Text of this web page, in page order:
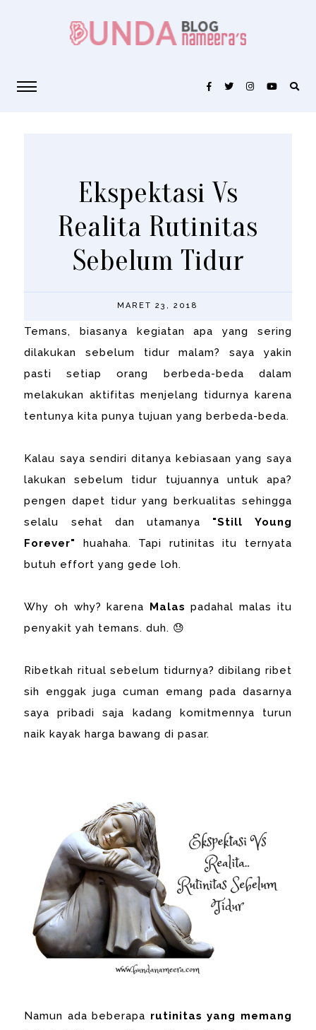
MARET 23, 2018
Ekspektasi Vs
Realita Rutinitas
Sebelum Tidur
Temans, biasanya kegiatan apa yang sering
dilakukan sebelum tidur malam? saya yakin
pasti setiap orang berbeda-beda dalam
melakukan aktifitas menjelang tidurnya karena
tentunya kita punya tujuan yang berbeda-beda.
Kalau saya sendiri ditanya kebiasaan yang saya
lakukan sebelum tidur tujuannya untuk apa?
pengen dapet tidur yang berkualitas sehingga
selalu sehat dan utamanya "Still Young
Forever"
huahaha. Tapi rutinitas itu ternyata
butuh effort yang gede loh.
Why oh why? karena Malas padahal malas itu
penyakit yah temans. duh. 😓
Ribetkah ritual sebelum tidurnya? dibilang ribet
sih enggak juga cuman emang pada dasarnya
saya pribadi saja kadang komitmennya turun
naik kayak harga bawang di pasar.
Namun ada beberapa rutinitas yang memang